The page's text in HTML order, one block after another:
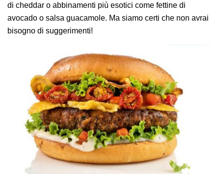
di cheddar o abbinamenti più esotici come fettine di
avocado o salsa guacamole. Ma siamo certi che non avrai
bisogno di suggerimenti!